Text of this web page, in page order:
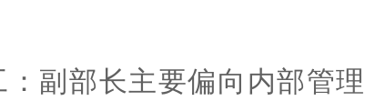
：副部长主要偏向内部管